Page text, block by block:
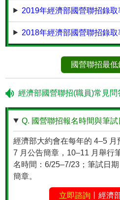
2019年經濟部國營聯招錄
2018年經濟部國營聯招錄
國營聯招最
經濟部國營聯招(職員)常見問
Q. 國營聯招報名時間與筆
經濟部大約會在每年的 4–5
7 月公告簡章，10–11 月舉行
名時間：6/25–7/23；筆試日
簡章。
立即諮詢 丨經濟